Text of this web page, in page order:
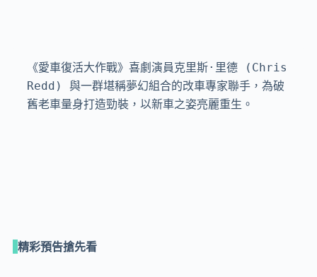
《愛車復活大作戰》喜劇演員克里斯·里德 (Chris
Redd) 與一群堪稱夢幻組合的改車專家聯手，為破
舊老車量身打造勁裝，以新車之姿亮麗重生。
精彩預告搶先看